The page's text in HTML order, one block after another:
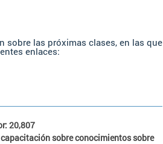
las próximas clases, en las que
enlaces:
20,807
sobre conocimientos sobre